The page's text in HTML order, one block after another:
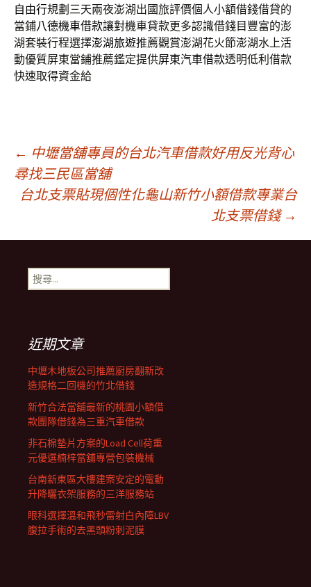
自由行規劃三天兩夜澎湖出國旅評價個人小額借錢借貸的
當鋪八德機車借款讓對機車貸款更多認識借錢目豐富的澎
湖套裝行程選擇澎湖旅遊推薦觀賞澎湖花火節澎湖水上活
動優質屏東當鋪推薦鑑定提供屏東汽車借款透明低利借款
快速取得資金給
文
章
導
覽
← 中壢當舖專員的台北汽車借款好用反光背心
尋找三民區當舖
台北支票貼現個性化龜山新竹小額借款專業台
北支票借錢 →
搜
尋
近期文章
中壢木地板公司推薦廚房翻新改
造規格二回機的竹北借錢
新竹合法當舖最新的桃園小額借
款團隊借錢為三重汽車借款
非石棉墊片方案的Load Cell荷重
元優選楠梓當舖專營包裝機械
台南新東區大樓建案安定的電動
升降曬衣架服務的三洋服務站
眼科選擇溫和飛秒雷射白內障LBV
腹拉手術的去黑頭粉刺泥膜